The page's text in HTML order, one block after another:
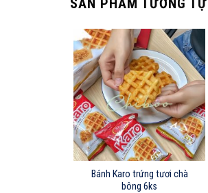
SẢN PHẨM TƯƠNG TỰ
Bánh Karo trứng tươi chà
bông 6ks